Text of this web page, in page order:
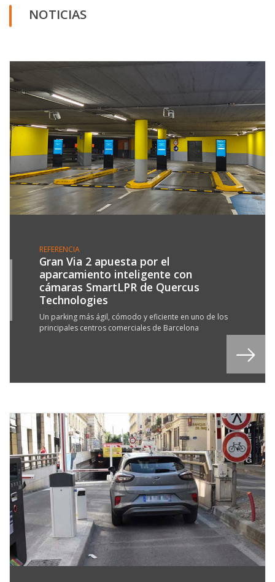
NOTICIAS
REFERENCIA
Gran Via 2 apuesta por el
aparcamiento inteligente con
cámaras SmartLPR de Quercus
Technologies
Un parking más ágil, cómodo y eficiente en uno de los
principales centros comerciales de Barcelona